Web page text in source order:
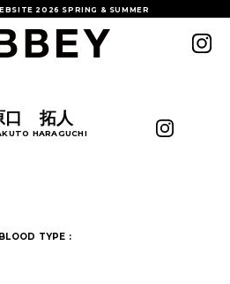
2026 SPRING & SUMMER
口 拓人
HARAGUCHI
BLOOD TYPE :